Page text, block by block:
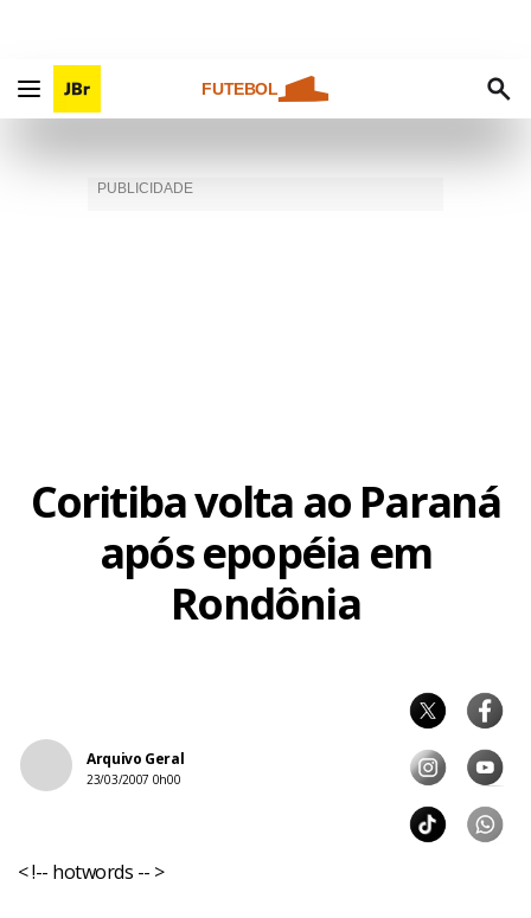
FUTEBOL
Coritiba volta ao Paraná
após epopéia em
Rondônia
Arquivo Geral
23/03/2007 0h00
< !-- hotwords -- >